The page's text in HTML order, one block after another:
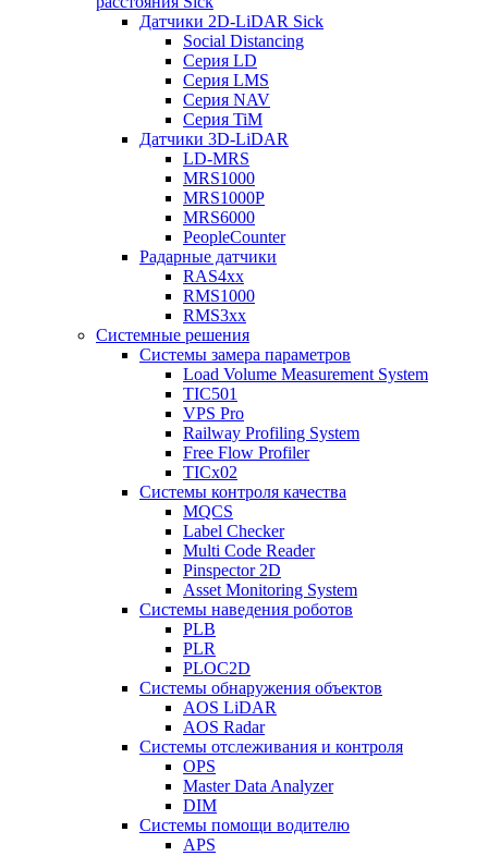
Датчики 2D-LiDAR Sick
Social Distancing
Серия LD
Серия LMS
Серия NAV
Серия TiM
Датчики 3D-LiDAR
LD-MRS
MRS1000
MRS1000P
MRS6000
PeopleCounter
Радарные датчики
RAS4xx
RMS1000
RMS3xx
Системные решения
Системы замера параметров
Load Volume Measurement System
TIC501
VPS Pro
Railway Profiling System
Free Flow Profiler
TICx02
Системы контроля качества
MQCS
Label Checker
Multi Code Reader
Pinspector 2D
Asset Monitoring System
Системы наведения роботов
PLB
PLR
PLOC2D
Системы обнаружения объектов
AOS LiDAR
AOS Radar
Системы отслеживания и контроля
OPS
Master Data Analyzer
DIM
Системы помощи водителю
APS